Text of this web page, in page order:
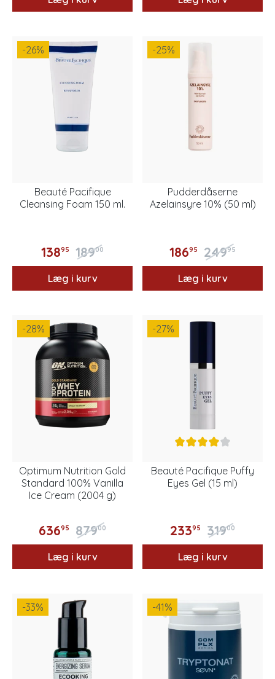
-26%
Beauté Pacifique
Cleansing Foam 150 ml.
13895 18900
Læg i kurv
-25%
Pudderdåserne
Azelainsyre 10% (50 ml)
18695 24995
Læg i kurv
-28%
Optimum Nutrition Gold
Standard 100% Vanilla
Ice Cream (2004 g)
63695 87900
Læg i kurv
-27%
Beauté Pacifique Puffy
Eyes Gel (15 ml)
23395 31900
Læg i kurv
-33% -41%